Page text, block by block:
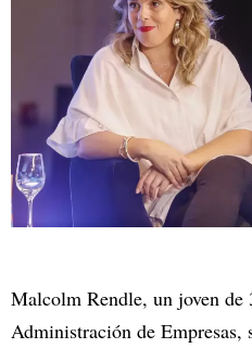
Malcolm Rendle, un joven de
Administración de